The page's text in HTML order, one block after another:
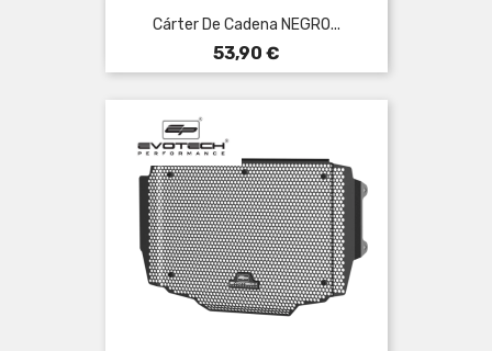
Cárter De Cadena NEGRO...
Precio
53,90 €